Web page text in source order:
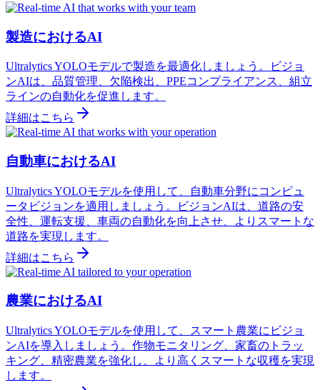
製造におけるAI
Ultralytics YOLOモデルで製造を最適化しましょう。ビジョ
ンAIは、品質管理、欠陥検出、PPEコンプライアンス、組立
ラインの自動化を促進します。
詳細はこちら
自動車におけるAI
Ultralytics YOLOモデルを使用して、自動車分野にコンピュ
ータビジョンを適用しましょう。ビジョンAIは、道路の安
全性、運転支援、車両の自動化を向上させ、よりスマートな
道路を実現します。
詳細はこちら
農業におけるAI
Ultralytics YOLOモデルを使用して、スマート農業にビジョ
ンAIを導入しましょう。作物モニタリング、家畜のトラッ
キング、精密農業を強化し、より高くスマートな収穫を実現
します。